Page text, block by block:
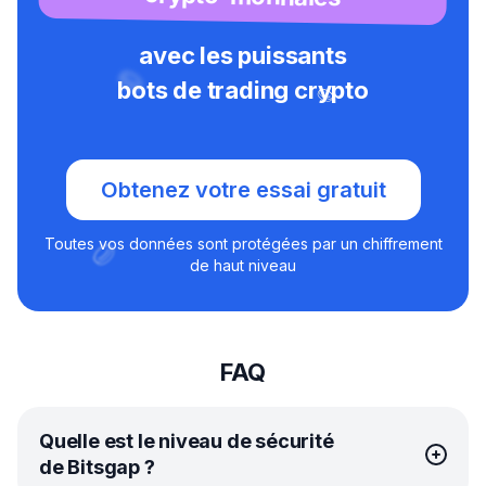
avec les puissants
bots de trading crypto
Obtenez votre essai gratuit
Toutes vos données sont protégées par un chiffrement
de haut niveau
FAQ
Quelle est le niveau de sécurité
de Bitsgap ?